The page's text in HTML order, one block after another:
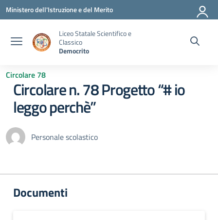
Vai ai contenuti
Vai al menu di navigazione
Vai al footer
Ministero dell'Istruzione e del Merito
Liceo Statale Scientifico e
Classico
Democrito
Circolare 78
Circolare n. 78 Progetto “# io
leggo perchè”
Personale scolastico
Documenti